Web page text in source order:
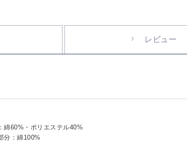
レビュー
綿60%・ポリエステル40%
分：綿100%